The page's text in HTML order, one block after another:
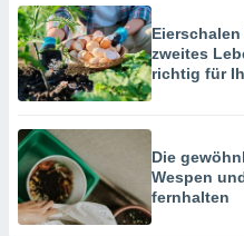
zweites
richtig für
Die
Wespen
fernhalten